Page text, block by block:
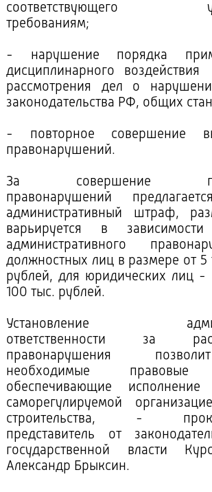
соответствующего
требованиям;
- нарушение порядка
дисциплинарного
рассмотрения дел о
законодательства РФ, общих
- повторное совершение
правонарушений.
За совершение
правонарушений
административный штраф,
варьируется в
административного
должностных лиц в размере от 5
рублей, для юридических лиц
100 тыс. рублей.
Установление
ответственности за
правонарушения
необходимые правовые
обеспечивающие исполнение
саморегулируемой
строительства, -
представитель от
государственной власти
Александр Брыксин.